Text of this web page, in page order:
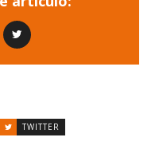
TWITTER